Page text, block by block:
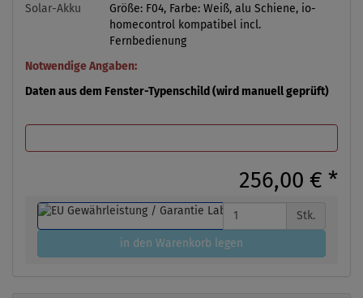
Größe: F04, Farbe: Weiß, alu Schiene, io-
homecontrol kompatibel incl.
Fernbedienung
Notwendige Angaben:
Daten aus dem Fenster-Typenschild (wird manuell geprüft)
256,00 € *
Stk.
in den Warenkorb legen